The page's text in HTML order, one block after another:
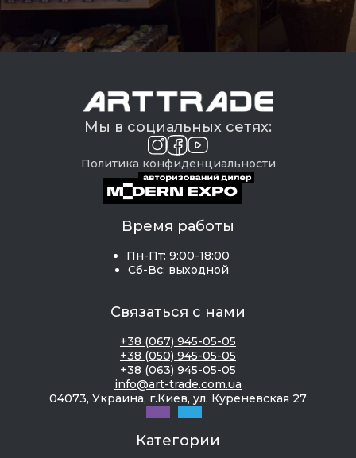
Мы в социальных сетях:
Политика конфиденциальности
Время работы
Пн-Пт: 9:00-18:00
Сб-Вс: выходной
Связаться с нами
+38 (067) 945-05-05
+38 (050) 945-05-05
+38 (063) 945-05-05
info@art-trade.com.ua
04073, Украина, г.Киев, ул. Куреневская 27
Категории